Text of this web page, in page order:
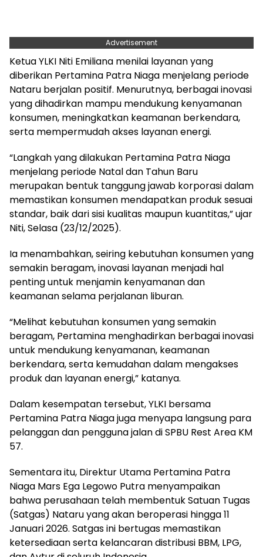
Advertisement
Ketua YLKI Niti Emiliana menilai layanan yang
diberikan Pertamina Patra Niaga menjelang periode
Nataru berjalan positif. Menurutnya, berbagai inovasi
yang dihadirkan mampu mendukung kenyamanan
konsumen, meningkatkan keamanan berkendara,
serta mempermudah akses layanan energi.
“Langkah yang dilakukan Pertamina Patra Niaga
menjelang periode Natal dan Tahun Baru
merupakan bentuk tanggung jawab korporasi dalam
memastikan konsumen mendapatkan produk sesuai
standar, baik dari sisi kualitas maupun kuantitas,” ujar
Niti, Selasa (23/12/2025).
Ia menambahkan, seiring kebutuhan konsumen yang
semakin beragam, inovasi layanan menjadi hal
penting untuk menjamin kenyamanan dan
keamanan selama perjalanan liburan.
“Melihat kebutuhan konsumen yang semakin
beragam, Pertamina menghadirkan berbagai inovasi
untuk mendukung kenyamanan, keamanan
berkendara, serta kemudahan dalam mengakses
produk dan layanan energi,” katanya.
Dalam kesempatan tersebut, YLKI bersama
Pertamina Patra Niaga juga menyapa langsung para
pelanggan dan pengguna jalan di SPBU Rest Area KM
57.
Sementara itu, Direktur Utama Pertamina Patra
Niaga Mars Ega Legowo Putra menyampaikan
bahwa perusahaan telah membentuk Satuan Tugas
(Satgas) Nataru yang akan beroperasi hingga 11
Januari 2026. Satgas ini bertugas memastikan
ketersediaan serta kelancaran distribusi BBM, LPG,